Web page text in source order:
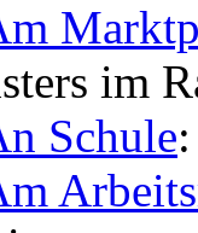
im
Schule